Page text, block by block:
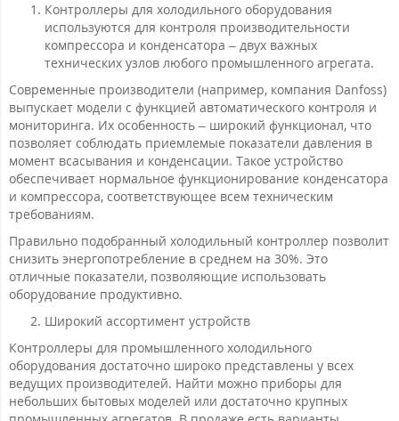
Контроллеры для холодильного оборудования
используются для контроля производительности
компрессора и конденсатора – двух важных
технических узлов любого промышленного агрегата.
Современные производители (например, компания Danfoss)
выпускает модели с функцией автоматического контроля и
мониторинга. Их особенность – широкий функционал, что
позволяет соблюдать приемлемые показатели давления в
момент всасывания и конденсации. Такое устройство
обеспечивает нормальное функционирование конденсатора
и компрессора, соответствующее всем техническим
требованиям.
Правильно подобранный холодильный контроллер позволит
снизить энергопотребление в среднем на 30%. Это
отличные показатели, позволяющие использовать
оборудование продуктивно.
Широкий ассортимент устройств
Контроллеры для промышленного холодильного
оборудования достаточно широко представлены у всех
ведущих производителей. Найти можно приборы для
небольших бытовых моделей или достаточно крупных